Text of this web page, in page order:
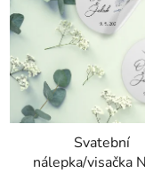
Svatební
nálepka/visačka